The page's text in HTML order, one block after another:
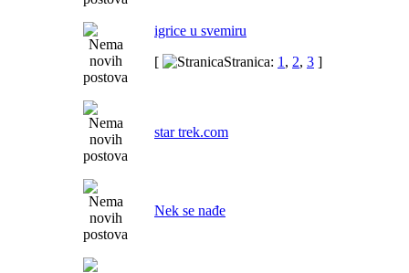
igrice u svemiru
[
Stranica: 1 , 2, 3 ]
star trek.com
Nek se nađe